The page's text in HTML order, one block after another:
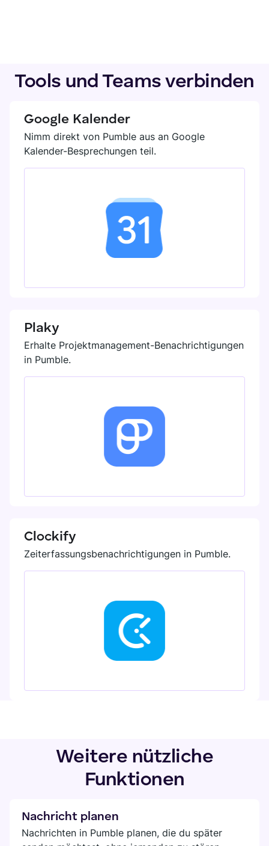
Tools und Teams verbinden
Google Kalender
Nimm direkt von Pumble aus an Google
Kalender-Besprechungen teil.
Plaky
Erhalte Projektmanagement-Benachrichtigungen
in Pumble.
Clockify
Zeiterfassungsbenachrichtigungen in Pumble.
Weitere nützliche
Funktionen
Nachricht planen
Nachrichten in Pumble planen, die du später